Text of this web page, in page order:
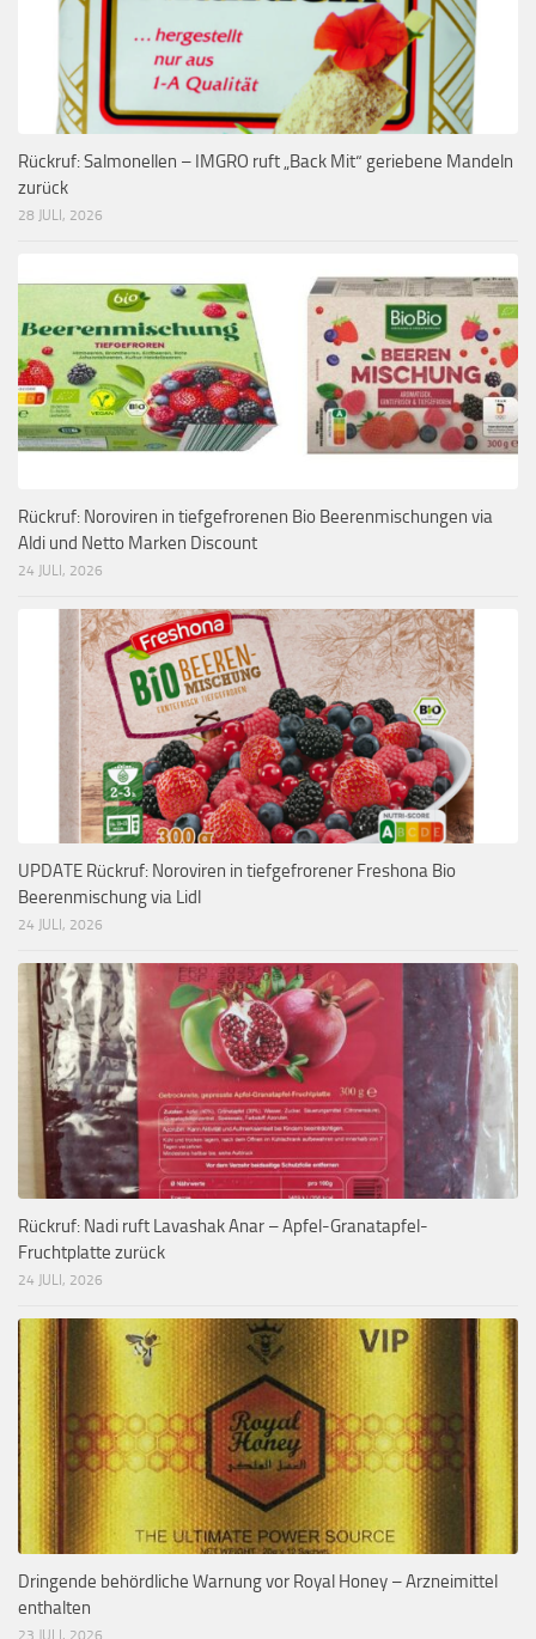
Rückruf: Salmonellen – IMGRO ruft „Back Mit“ geriebene Mandeln
zurück
28 JULI, 2026
Rückruf: Noroviren in tiefgefrorenen Bio Beerenmischungen via
Aldi und Netto Marken Discount
24 JULI, 2026
UPDATE Rückruf: Noroviren in tiefgefrorener Freshona Bio
Beerenmischung via Lidl
24 JULI, 2026
Rückruf: Nadi ruft Lavashak Anar – Apfel-Granatapfel-
Fruchtplatte zurück
24 JULI, 2026
Dringende behördliche Warnung vor Royal Honey – Arzneimittel
enthalten